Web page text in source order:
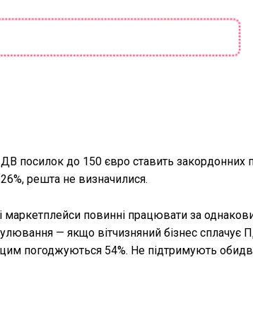
посилок до 150 євро ставить закордонних
решта не визначилися.
маркетплейси повинні працювати за
— якщо вітчизняний бізнес сплачує
цим погоджуються 54%. Не підтримують